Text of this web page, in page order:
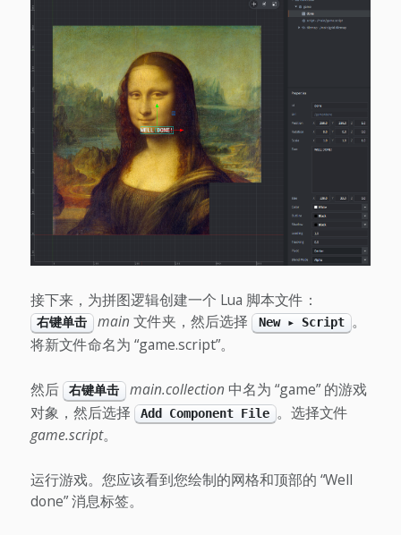
接下来，为拼图逻辑创建一个 Lua 脚本文件：
右键单击 main 文件夹，然后选择 New ▸ Script 。
将新文件命名为 “game.script”。
然后 右键单击 main.collection 中名为 “game” 的游戏
对象，然后选择
Add Component File 。选择文件
game.script。
运行游戏。您应该看到您绘制的网格和顶部的 “Well
done” 消息标签。